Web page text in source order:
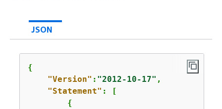
JSON
{
"Version" : "2012-10-17" ,
"Statement" : [
{